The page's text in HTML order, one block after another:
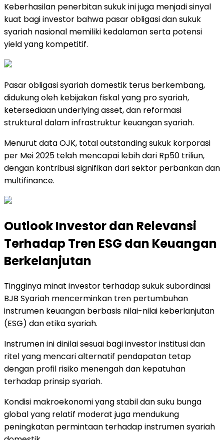
Keberhasilan penerbitan sukuk ini juga menjadi sinyal
kuat bagi investor bahwa pasar obligasi dan sukuk
syariah nasional memiliki kedalaman serta potensi
yield yang kompetitif.
Pasar obligasi syariah domestik terus berkembang,
didukung oleh kebijakan fiskal yang pro syariah,
ketersediaan underlying asset, dan reformasi
struktural dalam infrastruktur keuangan syariah.
Menurut data OJK, total outstanding sukuk korporasi
per Mei 2025 telah mencapai lebih dari Rp50 triliun,
dengan kontribusi signifikan dari sektor perbankan dan
multifinance.
Outlook Investor dan Relevansi
Terhadap Tren ESG dan Keuangan
Berkelanjutan
Tingginya minat investor terhadap sukuk subordinasi
BJB Syariah mencerminkan tren pertumbuhan
instrumen keuangan berbasis nilai-nilai keberlanjutan
(ESG) dan etika syariah.
Instrumen ini dinilai sesuai bagi investor institusi dan
ritel yang mencari alternatif pendapatan tetap
dengan profil risiko menengah dan kepatuhan
terhadap prinsip syariah.
Kondisi makroekonomi yang stabil dan suku bunga
global yang relatif moderat juga mendukung
peningkatan permintaan terhadap instrumen syariah